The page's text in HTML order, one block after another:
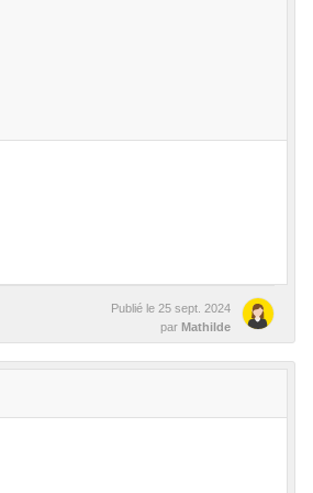
Publié le 25 sept. 2024
par Mathilde